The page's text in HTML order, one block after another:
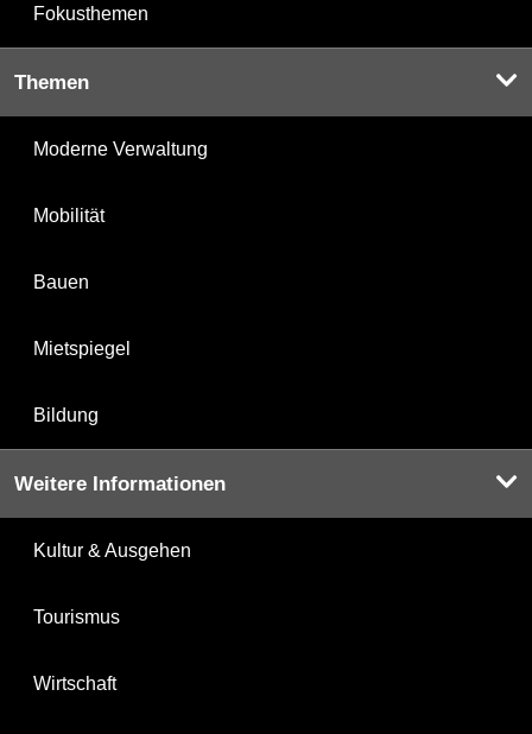
Fokusthemen
Themen
Moderne Verwaltung
Mobilität
Bauen
Mietspiegel
Bildung
Weitere Informationen
Kultur & Ausgehen
Tourismus
Wirtschaft